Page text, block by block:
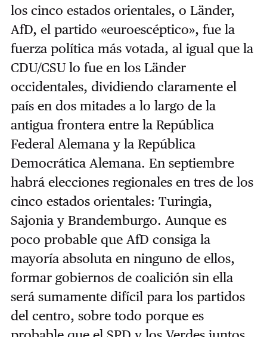
los cinco estados orientales, o Länder,
AfD, el partido «euroescéptico», fue la
fuerza política más votada, al igual que la
CDU/CSU lo fue en los Länder
occidentales, dividiendo claramente el
país en dos mitades a lo largo de la
antigua frontera entre la República
Federal Alemana y la República
Democrática Alemana. En septiembre
habrá elecciones regionales en tres de los
cinco estados orientales: Turingia,
Sajonia y Brandemburgo. Aunque es
poco probable que AfD consiga la
mayoría absoluta en ninguno de ellos,
formar gobiernos de coalición sin ella
será sumamente difícil para los partidos
del centro, sobre todo porque es